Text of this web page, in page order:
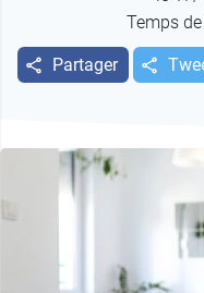
Temps
Partager